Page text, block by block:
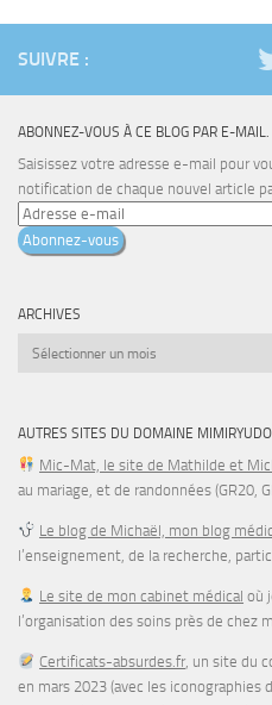
SUIVRE :
ABONNEZ-VOUS À CE BLOG PAR E-MAIL.
Saisissez votre adresse e-mail pour
notification de chaque nouvel article
Adresse
e-Abonnez-vous
ARCHIVES
Archives
AUTRES SITES DU DOMAINE MIMIRYUDO
Mic-Mat, le site de Mathilde et
au mariage, et de randonnées (GR20,
Le blog de Michaël, mon blog
l’enseignement, de la recherche,
Le site de mon cabinet médical où
l’organisation des soins près de chez
Certificats-absurdes.fr, un site du
en mars 2023 (avec les iconographies